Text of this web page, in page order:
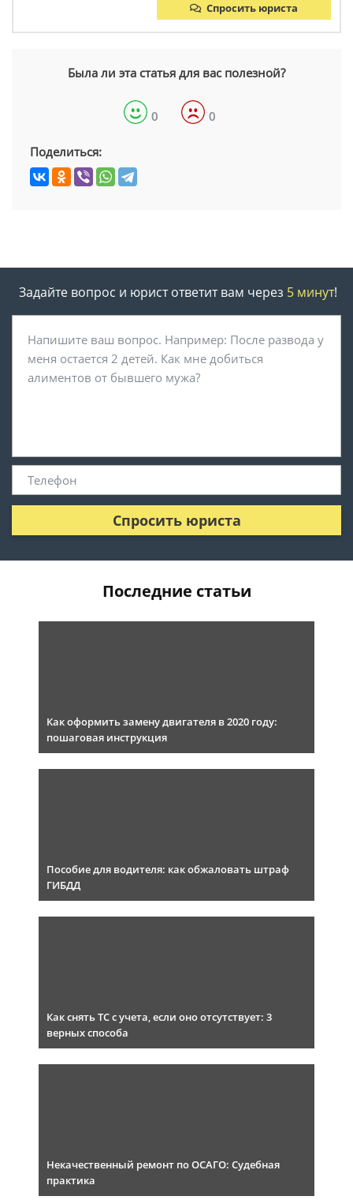
Спросить юриста
Была ли эта статья для вас полезной?
0 0
Поделиться:
Задайте вопрос и юрист ответит вам через 5 минут!
Спросить юриста
Последние статьи
Как оформить замену двигателя в 2020 году:
пошаговая инструкция
Пособие для водителя: как обжаловать штраф
ГИБДД
Как снять ТС с учета, если оно отсутствует: 3
верных способа
Некачественный ремонт по ОСАГО: Судебная
практика